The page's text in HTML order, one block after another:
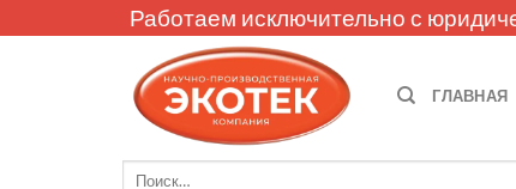
to
Работаем исключительно с
ГЛАВНАЯ